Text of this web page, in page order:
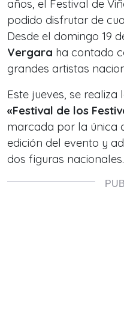
años, el Festival de
podido disfrutar de
Desde el domingo 19
Vergara ha contado
grandes artistas
Este jueves, se
«Festival de los
marcada por la única
edición del evento y
dos figuras nacionales.